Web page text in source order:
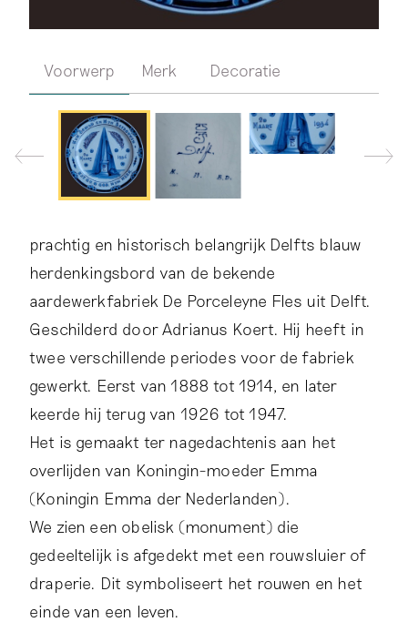
Voorwerp Merk Decoratie
prachtig en historisch belangrijk Delfts blauw
herdenkingsbord van de bekende
aardewerkfabriek De Porceleyne Fles uit Delft.
Geschilderd door Adrianus Koert. Hij heeft in
twee verschillende periodes voor de fabriek
gewerkt. Eerst van 1888 tot 1914, en later
keerde hij terug van 1926 tot 1947.
Het is gemaakt ter nagedachtenis aan het
overlijden van Koningin-moeder Emma
(Koningin Emma der Nederlanden).
We zien een obelisk (monument) die
gedeeltelijk is afgedekt met een rouwsluier of
draperie. Dit symboliseert het rouwen en het
einde van een leven.